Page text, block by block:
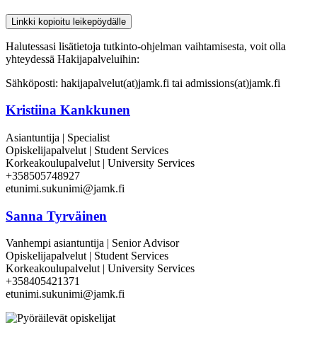
Linkki kopioitu leikepöydälle
Halutessasi lisätietoja tutkinto-ohjelman vaihtamisesta, voit olla
yhteydessä Hakijapalveluihin:
Sähköposti: hakijapalvelut(at)jamk.fi tai admissions(at)jamk.fi
Kristiina Kankkunen
Asiantuntija | Specialist
Opiskelijapalvelut | Student Services
Korkeakoulupalvelut | University Services
+358505748927
etunimi.sukunimi@jamk.fi
Sanna Tyrväinen
Vanhempi asiantuntija | Senior Advisor
Opiskelijapalvelut | Student Services
Korkeakoulupalvelut | University Services
+358405421371
etunimi.sukunimi@jamk.fi